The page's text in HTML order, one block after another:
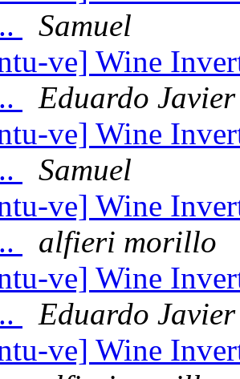
Samuel
ve] Wine
Eduardo
ve] Wine
Samuel
ve] Wine
alfieri morillo
ve] Wine
Eduardo
ve] Wine